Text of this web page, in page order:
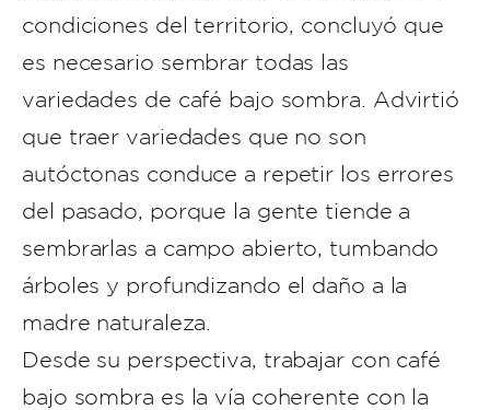
condiciones del territorio, concluyó que
es necesario sembrar todas las
variedades de café bajo sombra. Advirtió
que traer variedades que no son
autóctonas conduce a repetir los errores
del pasado, porque la gente tiende a
sembrarlas a campo abierto, tumbando
árboles y profundizando el daño a la
madre naturaleza.
Desde su perspectiva, trabajar con café
bajo sombra es la vía coherente con la